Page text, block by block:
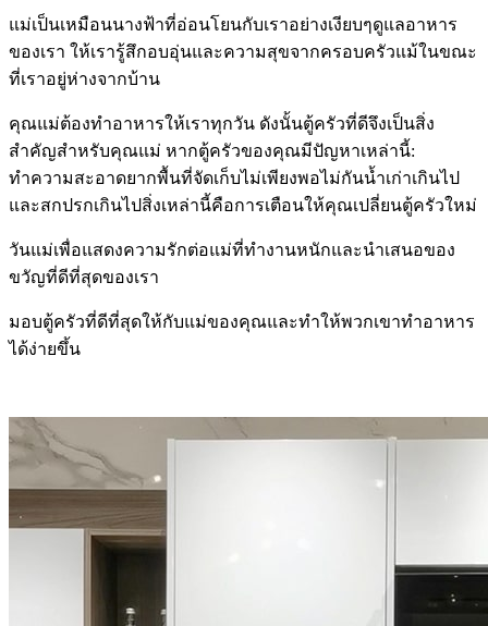
แม่เป็นเหมือนนางฟ้าที่อ่อนโยนกับเราอย่างเงียบๆดูแลอาหาร
ของเรา ให้เรารู้สึกอบอุ่นและความสุขจากครอบครัวแม้ในขณะ
ที่เราอยู่ห่างจากบ้าน
คุณแม่ต้องทำอาหารให้เราทุกวัน ดังนั้นตู้ครัวที่ดีจึงเป็นสิ่ง
สำคัญสำหรับคุณแม่ หากตู้ครัวของคุณมีปัญหาเหล่านี้:
ทำความสะอาดยากพื้นที่จัดเก็บไม่เพียงพอไม่กันน้ำเก่าเกินไป
และสกปรกเกินไปสิ่งเหล่านี้คือการเตือนให้คุณเปลี่ยนตู้ครัวใหม่
วันแม่เพื่อแสดงความรักต่อแม่ที่ทำงานหนักและนำเสนอของ
ขวัญที่ดีที่สุดของเรา
มอบตู้ครัวที่ดีที่สุดให้กับแม่ของคุณและทำให้พวกเขาทำอาหาร
ได้ง่ายขึ้น